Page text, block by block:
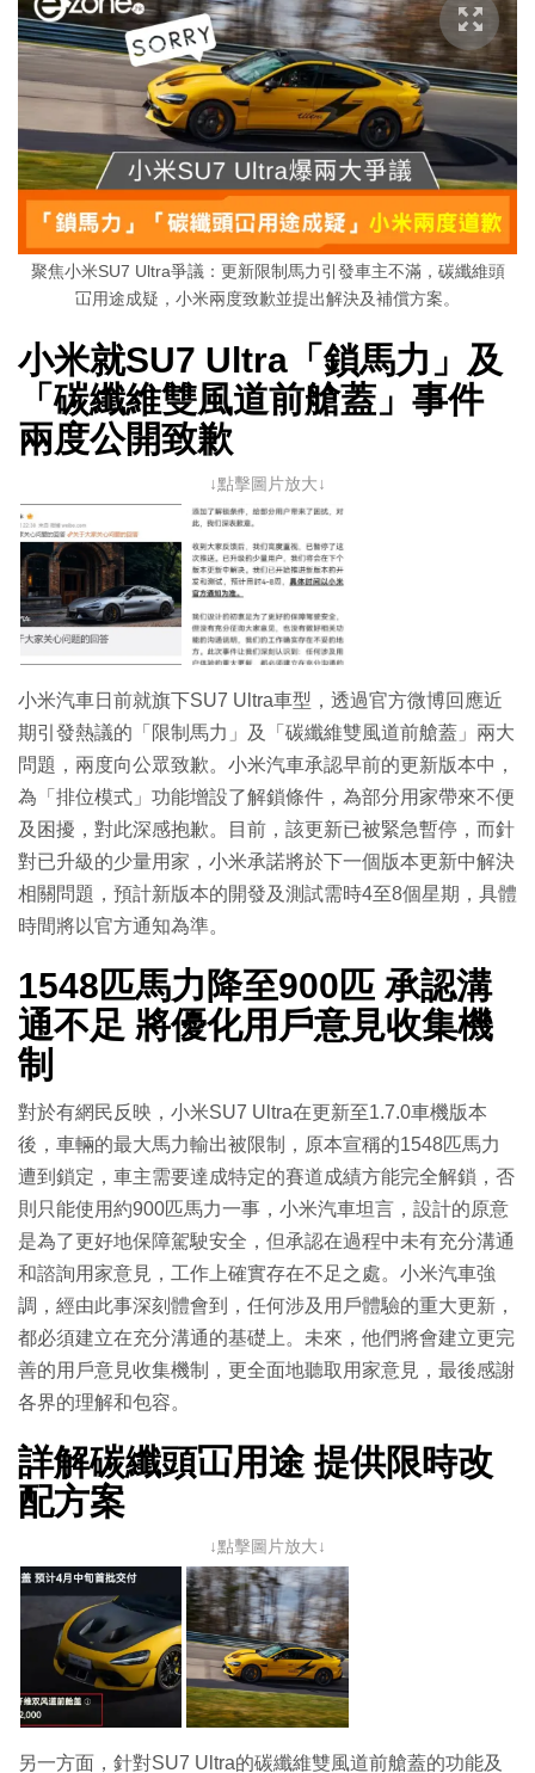
聚焦小米SU7 Ultra爭議：更新限制馬力引發車主不滿，碳纖維頭
冚用途成疑，小米兩度致歉並提出解決及補償方案。
小米就SU7 Ultra「鎖馬力」及
「碳纖維雙風道前艙蓋」事件
兩度公開致歉
↓點擊圖片放大↓
小米汽車日前就旗下SU7 Ultra車型，透過官方微博回應近
期引發熱議的「限制馬力」及「碳纖維雙風道前艙蓋」兩大
問題，兩度向公眾致歉。小米汽車承認早前的更新版本中，
為「排位模式」功能增設了解鎖條件，為部分用家帶來不便
及困擾，對此深感抱歉。目前，該更新已被緊急暫停，而針
對已升級的少量用家，小米承諾將於下一個版本更新中解決
相關問題，預計新版本的開發及測試需時4至8個星期，具體
時間將以官方通知為準。
1548匹馬力降至900匹 承認溝
通不足 將優化用戶意見收集機
制
對於有網民反映，小米SU7 Ultra在更新至1.7.0車機版本
後，車輛的最大馬力輸出被限制，原本宣稱的1548匹馬力
遭到鎖定，車主需要達成特定的賽道成績方能完全解鎖，否
則只能使用約900匹馬力一事，小米汽車坦言，設計的原意
是為了更好地保障駕駛安全，但承認在過程中未有充分溝通
和諮詢用家意見，工作上確實存在不足之處。小米汽車強
調，經由此事深刻體會到，任何涉及用戶體驗的重大更新，
都必須建立在充分溝通的基礎上。未來，他們將會建立更完
善的用戶意見收集機制，更全面地聽取用家意見，最後感謝
各界的理解和包容。
詳解碳纖頭冚用途 提供限時改
配方案
↓點擊圖片放大↓
另一方面，針對SU7 Ultra的碳纖維雙風道前艙蓋的功能及